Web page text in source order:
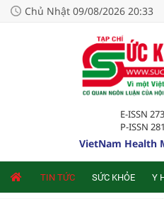
Chủ Nhật 09/08/2026 20:33
E-ISSN
P-ISSN
VietNam Health
TIN TỨC SỨC KHỎE Y